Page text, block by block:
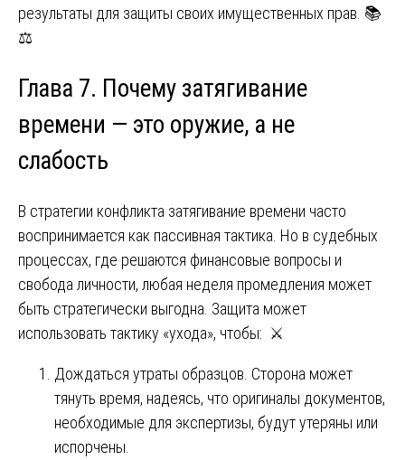
результаты для защиты своих имущественных прав. 📚
⚖️
Глава 7. Почему затягивание
времени — это оружие, а не
слабость
В стратегии конфликта затягивание времени часто
воспринимается как пассивная тактика. Но в судебных
процессах, где решаются финансовые вопросы и
свобода личности, любая неделя промедления может
быть стратегически выгодна. Защита может
использовать тактику «ухода», чтобы: ⚔️
Дождаться утраты образцов. Сторона может
тянуть время, надеясь, что оригиналы документов,
необходимые для экспертизы, будут утеряны или
испорчены.